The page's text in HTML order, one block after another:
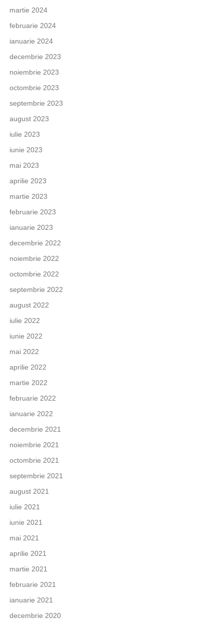
martie 2024
februarie 2024
ianuarie 2024
decembrie 2023
noiembrie 2023
octombrie 2023
septembrie 2023
august 2023
iulie 2023
iunie 2023
mai 2023
aprilie 2023
martie 2023
februarie 2023
ianuarie 2023
decembrie 2022
noiembrie 2022
octombrie 2022
septembrie 2022
august 2022
iulie 2022
iunie 2022
mai 2022
aprilie 2022
martie 2022
februarie 2022
ianuarie 2022
decembrie 2021
noiembrie 2021
octombrie 2021
septembrie 2021
august 2021
iulie 2021
iunie 2021
mai 2021
aprilie 2021
martie 2021
februarie 2021
ianuarie 2021
decembrie 2020